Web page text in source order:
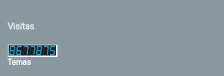
Visitas
Temas